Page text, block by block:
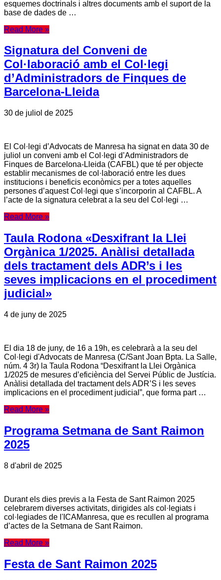
esquemes doctrinals i altres documents amb el suport de la
base de dades de …
Read More »
Signatura del Conveni de
Col·laboració amb el Col·legi
d’Administradors de Finques de
Barcelona-Lleida
30 de juliol de 2025
El Col·legi d’Advocats de Manresa ha signat en data 30 de
juliol un conveni amb el Col·legi d’Administradors de
Finques de Barcelona-Lleida (CAFBL) que té per objecte
establir mecanismes de col·laboració entre les dues
institucions i beneficis econòmics per a totes aquelles
persones d’aquest Col·legi que s’incorporin al CAFBL. A
l’acte de la signatura celebrat a la seu del Col·legi …
Read More »
Taula Rodona «Desxifrant la Llei
Orgànica 1/2025. Anàlisi detallada
dels tractament dels ADR’s i les
seves implicacions en el procediment
judicial»
4 de juny de 2025
El dia 18 de juny, de 16 a 19h, es celebrarà a la seu del
Col·legi d'Advocats de Manresa (C/Sant Joan Bpta. La Salle,
núm. 4 3r) la Taula Rodona “Desxifrant la Llei Orgànica
1/2025 de mesures d’eficiència del Servei Públic de Justícia.
Anàlisi detallada del tractament dels ADR’S i les seves
implicacions en el procediment judicial”, que forma part …
Read More »
Programa Setmana de Sant Raimon
2025
8 d'abril de 2025
Durant els dies previs a la Festa de Sant Raimon 2025
celebrarem diverses activitats, dirigides als col·legiats i
col·legiades de l'ICAManresa, que es recullen al programa
d’actes de la Setmana de Sant Raimon.
Read More »
Festa de Sant Raimon 2025